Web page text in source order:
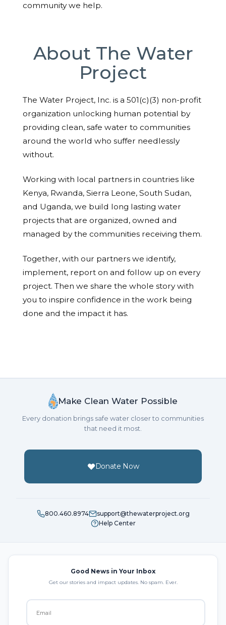
community we help.
About The Water
Project
The Water Project, Inc. is a 501(c)(3) non-profit
organization unlocking human potential by
providing clean, safe water to communities
around the world who suffer needlessly
without.
Working with local partners in countries like
Kenya, Rwanda, Sierra Leone, South Sudan,
and Uganda, we build long lasting water
projects that are organized, owned and
managed by the communities receiving them.
Together, with our partners we identify,
implement, report on and follow up on every
project. Then we share the whole story with
you to inspire confidence in the work being
done and the impact it has.
Make Clean Water Possible
Every donation brings safe water closer to communities
that need it most.
Donate Now
800.460.8974
support@thewaterproject.org
Help Center
Good News in Your Inbox
Get our stories and impact updates. No spam. Ever.